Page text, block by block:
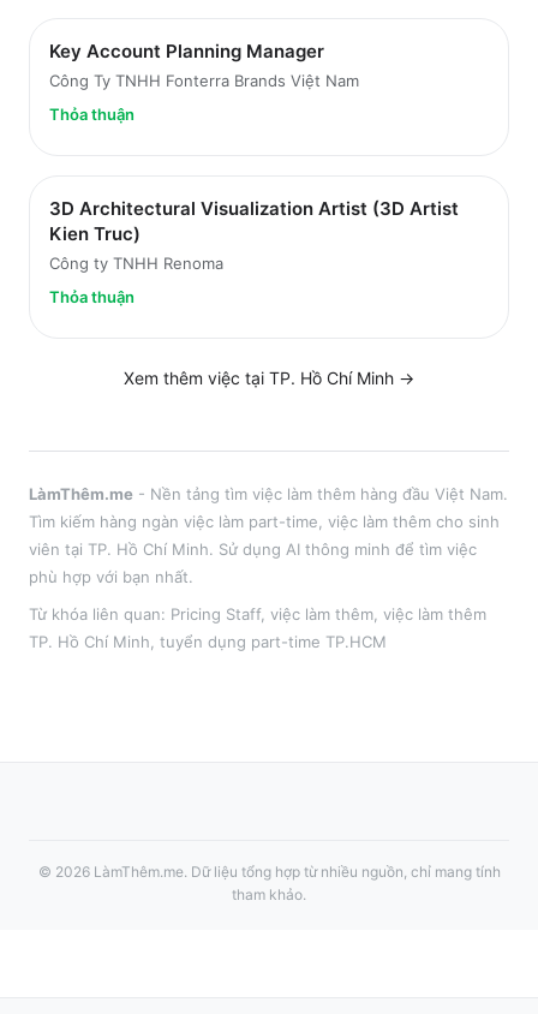
Key Account Planning Manager
Công Ty TNHH Fonterra Brands Việt Nam
Thỏa thuận
3D Architectural Visualization Artist (3D Artist
Kien Truc)
Công ty TNHH Renoma
Thỏa thuận
Xem thêm việc tại TP. Hồ Chí Minh →
LàmThêm.me - Nền tảng tìm việc làm thêm hàng đầu Việt Nam.
Tìm kiếm hàng ngàn việc làm part-time, việc làm thêm cho sinh
viên tại TP. Hồ Chí Minh. Sử dụng AI thông minh để tìm việc
phù hợp với bạn nhất.
Từ khóa liên quan: Pricing Staff, việc làm thêm , việc làm thêm
TP. Hồ Chí Minh , tuyển dụng part-time TP.HCM
© 2026 LàmThêm.me. Dữ liệu tổng hợp từ nhiều nguồn, chỉ mang tính
tham khảo.